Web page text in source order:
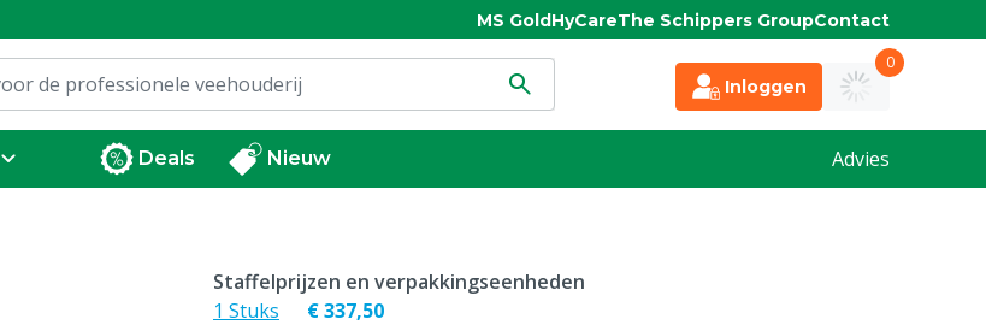
MS GoldHyCareThe Schippers GroupContact
Inloggen
0
Deals Nieuw Advies
Staffelprijzen en verpakkingseenheden
1 Stuks
€ 337,50